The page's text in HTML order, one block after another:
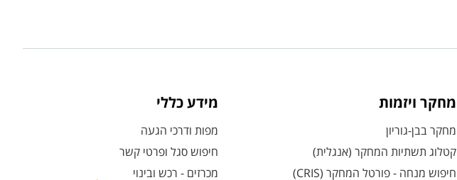
מחקר ויזמות
מחקר בבן-גוריון
קטלוג תשתיות המחקר (אנגלית)
חיפוש מנחה - פורטל המחקר (CRIS)
מידע כללי
מפות ודרכי הגעה
חיפוש סגל ופרטי קשר
מכרזים - רכש ובינוי